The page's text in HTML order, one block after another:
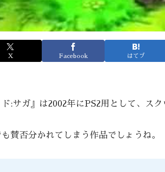
X Facebook はてブ
ド:サガ』は2002年にPS2用として、ス
賛否分かれてしまう作品でしょうね。